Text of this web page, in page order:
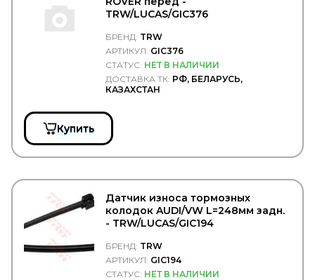
SF Filter
Shaanxi
Shacman
SHELL
SIEGEL Automotive
SIGNEDA
SIMPECO
SINTEC
SIRIT
TRW/LUCAS/GIC376
БРЕНД: TRW
АРТИКУЛ: GIC376
СТАТУС: НЕТ В НАЛИЧИИ
ДОСТАВКА ТК: РФ, БЕЛАРУСЬ,
КАЗАХСТАН
Купить
Датчик износа тормозных
колодок AUDI/VW L=248мм задн.
- TRW/LUCAS/GIC194
БРЕНД: TRW
АРТИКУЛ: GIC194
СТАТУС: НЕТ В НАЛИЧИИ